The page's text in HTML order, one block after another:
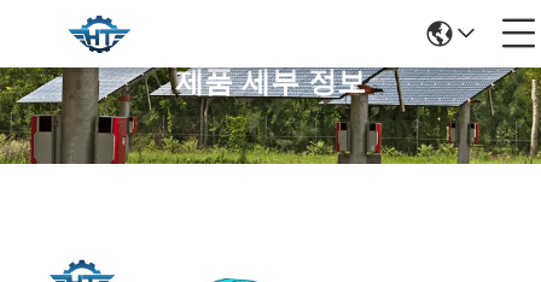
제품 세부 정보